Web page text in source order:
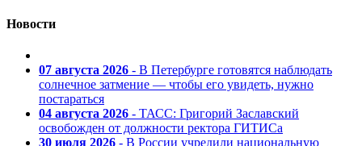
Новости
07 августа 2026 - В Петербурге готовятся наблюдать
солнечное затмение — чтобы его увидеть, нужно
постараться
04 августа 2026 - ТАСС: Григорий Заславский
освобожден от должности ректора ГИТИСа
30 июля 2026 - В России учредили национальную